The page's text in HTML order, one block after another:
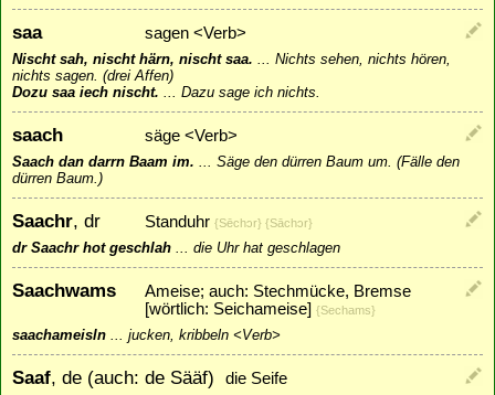
saa sagen <Verb>
Nischt sah, nischt härn, nischt saa. ... Nichts sehen, nichts hören,
nichts sagen. (drei Affen)
Dozu saa iech nischt. ... Dazu sage ich nichts.
saach säge <Verb>
Saach dan darrn Baam im. ... Säge den dürren Baum um. (Fälle den
dürren Baum.)
Saachr, dr Standuhr {Sēchɔr} {Sāchɔr}
dr Saachr hot geschlah ... die Uhr hat geschlagen
Saachwams
Ameise; auch: Stechmücke, Bremse
[wörtlich: Seichameise] {Sechams}
saachameisln ... jucken, kribbeln <Verb>
Saaf, de (auch: de Sääf) die Seife